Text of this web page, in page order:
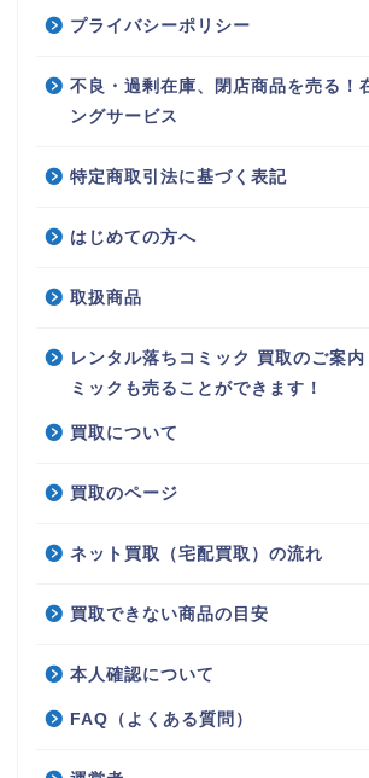
プライバシーポリシー
不良・過剰在庫、閉店商品を売る！
ングサービス
特定商取引法に基づく表記
はじめての方へ
取扱商品
レンタル落ちコミック 買取のご案内
ミックも売ることができます！
買取について
買取のページ
ネット買取（宅配買取）の流れ
買取できない商品の目安
本人確認について
FAQ（よくある質問）